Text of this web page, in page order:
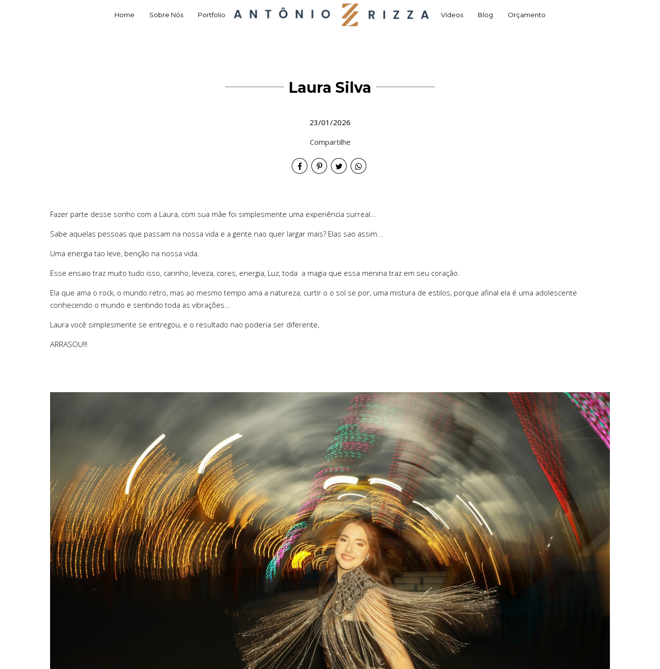
Home Sobre Nós Portfolio Vídeos Blog Orçamento
Laura Silva
23/01/2026
Compartilhe
Fazer parte desse sonho com a Laura, com sua mãe foi simplesmente uma experiência surreal...
Sabe aquelas pessoas que passam na nossa vida e a gente nao quer largar mais? Elas sao assim...
Uma energia tao leve, benção na nossa vida.
Esse ensaio traz muito tudo isso, carinho, leveza, cores, energia, Luz, toda a magia que essa menina traz em seu coração.
Ela que ama o rock, o mundo retro, mas ao mesmo tempo ama a natureza, curtir o o sol se por, uma mistura de estilos, porque afinal ela é uma adolescente
conhecendo o mundo e sentindo toda as vibrações...
Laura você simplesmente se entregou, e o resultado nao poderia ser diferente,
ARRASOU!!!